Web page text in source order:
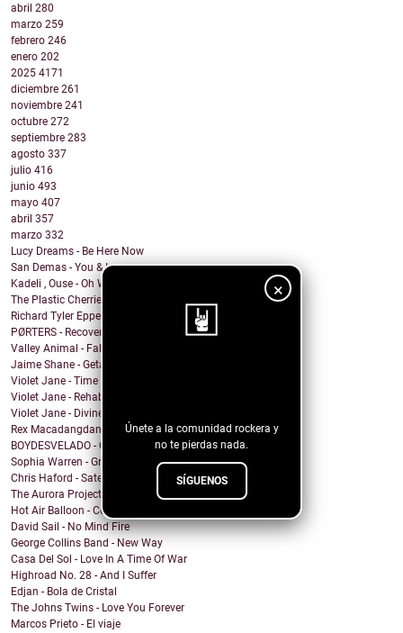
×
Únete a la comunidad rockera y
no te pierdas nada.
SÍGUENOS
abril 280
marzo 259
febrero 246
enero 202
2025 4171
diciembre 261
noviembre 241
octubre 272
septiembre 283
agosto 337
julio 416
junio 493
mayo 407
abril 357
marzo 332
Lucy Dreams - Be Here Now
San Demas - You & I
Kadeli , Ouse - Oh Well
The Plastic Cherries - Twister
Richard Tyler Epperson - Like Everything Else
PØRTERS - Recover
Valley Animal - Fallout
Jaime Shane - Getaway Car (Taylor Swift Cover)
Violet Jane - Time of Our Lives
Violet Jane - Rehabilitation
Violet Jane - Divine
Rex Macadangdang - Melody
BOYDESVELADO - QEPD David Lynch
Sophia Warren - Grin
Chris Haford - Satellite Angel
The Aurora Project - Slave City
Hot Air Balloon - Come This Far
David Sail - No Mind Fire
George Collins Band - New Way
Casa Del Sol - Love In A Time Of War
Highroad No. 28 - And I Suffer
Edjan - Bola de Cristal
The Johns Twins - Love You Forever
Marcos Prieto - El viaje